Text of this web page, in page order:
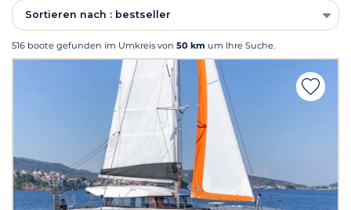
Sortieren nach : bestseller
516 boote gefunden im Umkreis von 50 km um Ihre Suche.